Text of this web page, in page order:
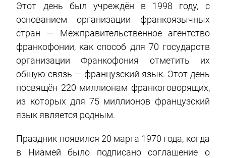
Этот день был учреждён в 1998 году, с
основанием организации франкоязычных
стран — Межправительственное агентство
франкофонии, как способ для 70 государств
организации Франкофония отметить их
общую связь — французский язык. Этот день
посвящён 220 миллионам франкоговорящих,
из которых для 75 миллионов французский
язык является родным.
Праздник появился 20 марта 1970 года, когда
в Ниамей было подписано соглашение о